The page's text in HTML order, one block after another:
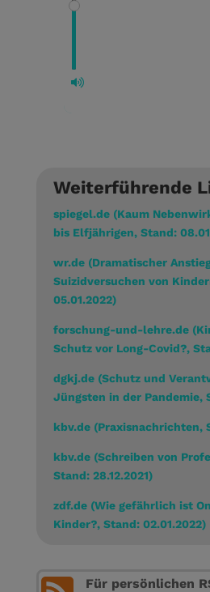
Weiterführende
spiegel.de (Kaum
bis Elfjährigen, Stand:
wr.de (Dramatischer
Suizidversuchen von
05.01.2022)
forschung-und-lehre.de
Schutz vor Long-Covid?,
dgkj.de (Schutz und
Jüngsten in der Pandemie,
kbv.de (Praxisnachrichten,
kbv.de (Schreiben von
Stand: 28.12.2021)
zdf.de (Wie gefährlich ist
Kinder?, Stand: 02.01.2022)
Für persönlichen